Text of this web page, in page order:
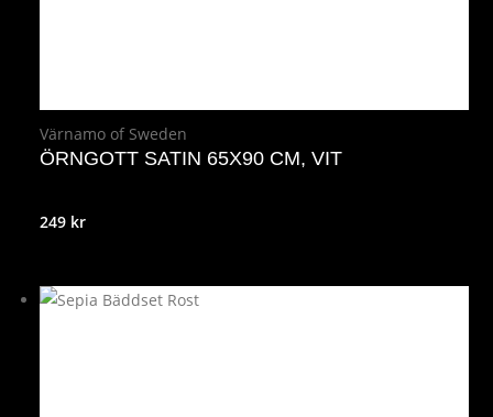
Värnamo of Sweden
ÖRNGOTT SATIN 65X90 CM, VIT
249 kr